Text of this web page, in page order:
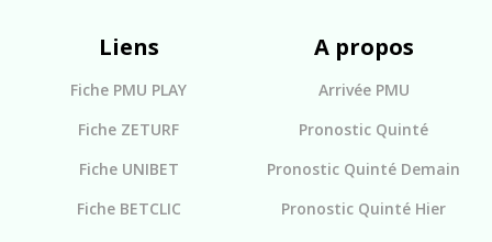
Liens
Fiche PMU PLAY
Fiche ZETURF
Fiche UNIBET
Fiche BETCLIC
A propos
Arrivée PMU
Pronostic Quinté
Pronostic Quinté Demain
Pronostic Quinté Hier